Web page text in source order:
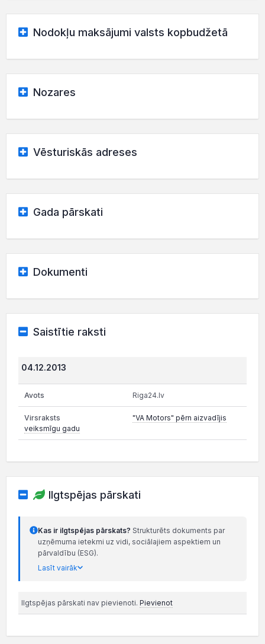
Nodokļu maksājumi valsts kopbudžetā
Nozares
Vēsturiskās adreses
Gada pārskati
Dokumenti
Saistītie raksti
04.12.2013
Riga24.lv
"VA Motors" pērn aizvadījis
veiksmīgu gadu
Ilgtspējas pārskati
Kas ir ilgtspējas pārskats? Strukturēts dokuments par
uzņēmuma ietekmi uz vidi, sociālajiem aspektiem un
pārvaldību (ESG).
Lasīt vairāk
Ilgtspējas pārskati nav pievienoti. Pievienot